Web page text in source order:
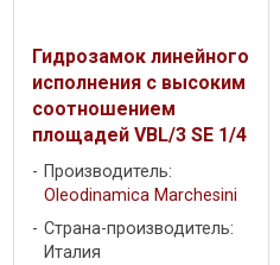
Гидрозамок линейного
исполнения с высоким
соотношением
площадей VBL/3 SE 1/4
Производитель:
Oleodinamica Marchesini
Страна-производитель:
Италия